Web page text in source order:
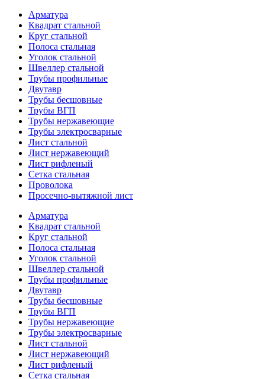
Арматура
Квадрат стальной
Круг стальной
Полоса стальная
Уголок стальной
Швеллер стальной
Трубы профильные
Двутавр
Трубы бесшовные
Трубы ВГП
Трубы нержавеющие
Трубы электросварные
Лист стальной
Лист нержавеющий
Лист рифленый
Сетка стальная
Проволока
Просечно-вытяжной лист
Арматура
Квадрат стальной
Круг стальной
Полоса стальная
Уголок стальной
Швеллер стальной
Трубы профильные
Двутавр
Трубы бесшовные
Трубы ВГП
Трубы нержавеющие
Трубы электросварные
Лист стальной
Лист нержавеющий
Лист рифленый
Сетка стальная